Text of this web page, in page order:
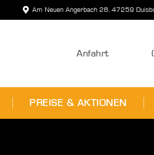
Am Neuen Angerbach 28, 47259
Anfahrt
PREISE & AKTIONEN
PREISE & AKTIONEN